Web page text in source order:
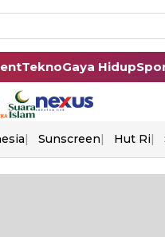
TeknoGaya Hidup
Sunscreen Hut Ri